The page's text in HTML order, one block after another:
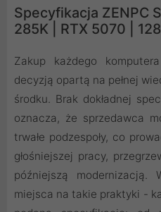
Specyfikacja ZENPC
285K | RTX 5070 |
Zakup każdego
decyzją opartą na pełnej
środku. Brak dokładnej
oznacza, że sprzedawca
trwałe podzespoły, co
głośniejszej pracy,
późniejszą
miejsca na takie praktyki -